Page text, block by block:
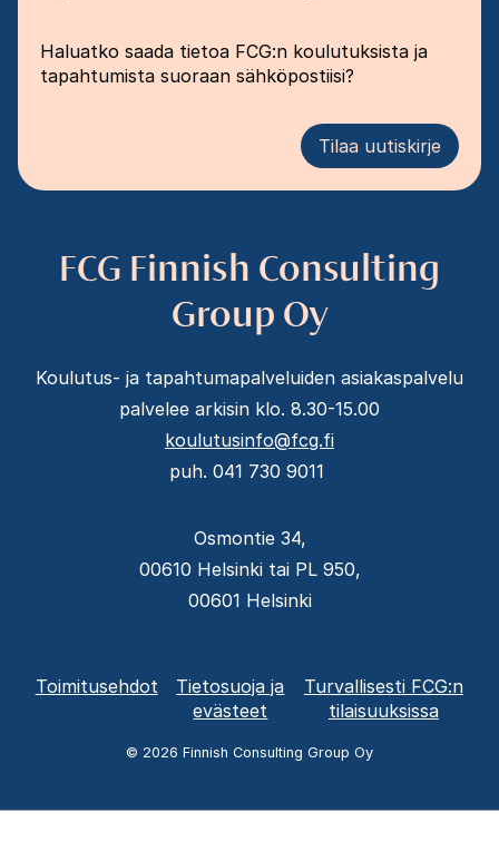
Haluatko saada tietoa FCG:n koulutuksista ja
tapahtumista suoraan sähköpostiisi?
Tilaa uutiskirje
FCG Finnish Consulting
Group Oy
Koulutus- ja tapahtumapalveluiden asiakaspalvelu
palvelee arkisin klo. 8.30-15.00
koulutusinfo@fcg.fi
puh. 041 730 9011
Osmontie 34,
00610 Helsinki tai PL 950,
00601 Helsinki
Alatunnisteen
Toimitusehdot
Tietosuoja ja
evästeet
Turvallisesti FCG:n
tilaisuuksissa
© 2026 Finnish Consulting Group Oy